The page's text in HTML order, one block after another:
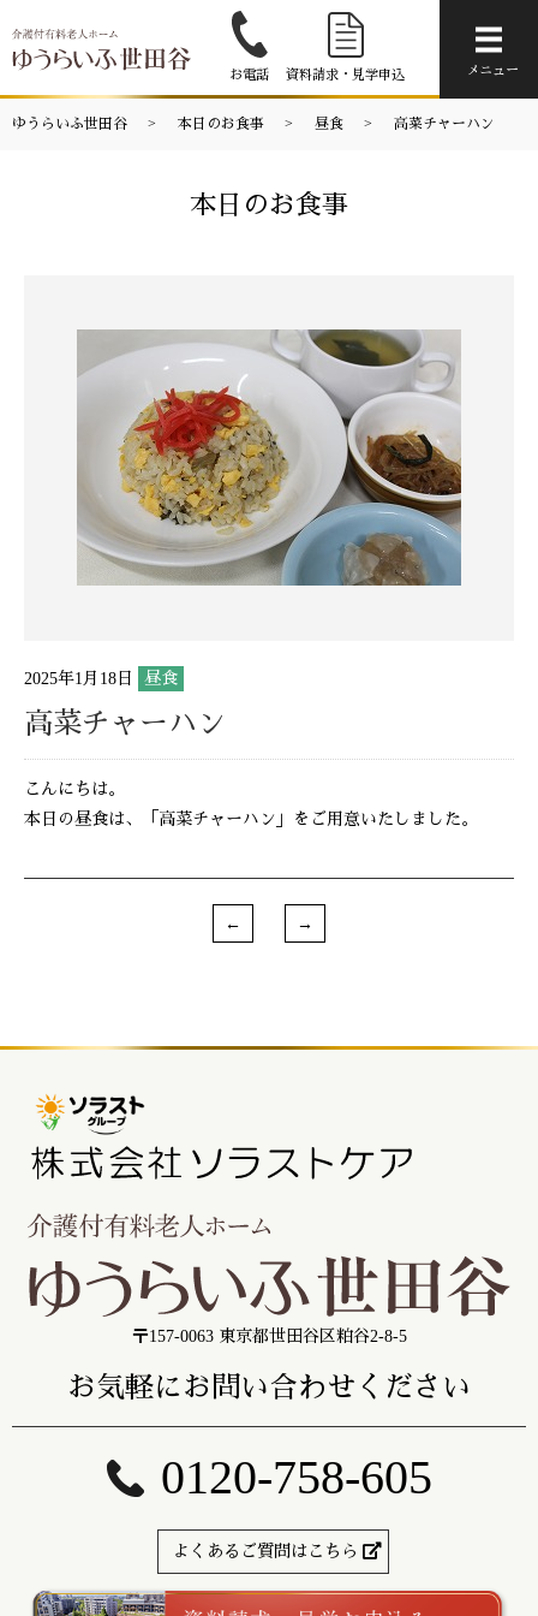
お電話 資料請求・見学申込 メニュー
ゆうらいふ世田谷 本日のお食事 昼食 高菜チャーハン
本日のお食事
2025年1月18日 昼食
高菜チャーハン
こんにちは。
本日の昼食は、「高菜チャーハン」をご用意いたしました。
〒157-0063 東京都世田谷区粕谷2-8-5
お気軽にお問い合わせください
0120-758-605
よくあるご質問はこちら